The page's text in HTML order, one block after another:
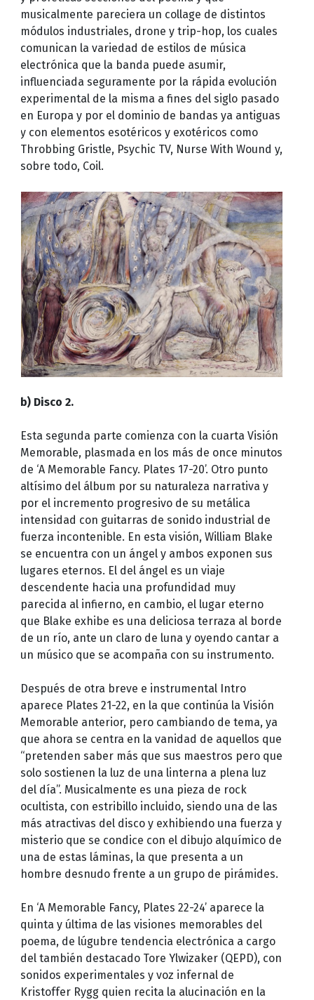
musicalmente pareciera un collage de distintos
módulos industriales, drone y trip-hop, los cuales
comunican la variedad de estilos de música
electrónica que la banda puede asumir,
influenciada seguramente por la rápida evolución
experimental de la misma a fines del siglo pasado
en Europa y por el dominio de bandas ya antiguas
y con elementos esotéricos y exotéricos como
Throbbing Gristle, Psychic TV, Nurse With Wound y,
sobre todo, Coil.
b) Disco 2.
Esta segunda parte comienza con la cuarta Visión
Memorable, plasmada en los más de once minutos
de ‘A Memorable Fancy. Plates 17-20’. Otro punto
altísimo del álbum por su naturaleza narrativa y
por el incremento progresivo de su metálica
intensidad con guitarras de sonido industrial de
fuerza incontenible. En esta visión, William Blake
se encuentra con un ángel y ambos exponen sus
lugares eternos. El del ángel es un viaje
descendente hacia una profundidad muy
parecida al infierno, en cambio, el lugar eterno
que Blake exhibe es una deliciosa terraza al borde
de un río, ante un claro de luna y oyendo cantar a
un músico que se acompaña con su instrumento.
Después de otra breve e instrumental Intro
aparece Plates 21-22, en la que continúa la Visión
Memorable anterior, pero cambiando de tema, ya
que ahora se centra en la vanidad de aquellos que
“pretenden saber más que sus maestros pero que
solo sostienen la luz de una linterna a plena luz
del día”. Musicalmente es una pieza de rock
ocultista, con estribillo incluido, siendo una de las
más atractivas del disco y exhibiendo una fuerza y
misterio que se condice con el dibujo alquímico de
una de estas láminas, la que presenta a un
hombre desnudo frente a un grupo de pirámides.
En ‘A Memorable Fancy, Plates 22-24’ aparece la
quinta y última de las visiones memorables del
poema, de lúgubre tendencia electrónica a cargo
del también destacado Tore Ylwizaker (QEPD), con
sonidos experimentales y voz infernal de
Kristoffer Rygg quien recita la alucinación en la